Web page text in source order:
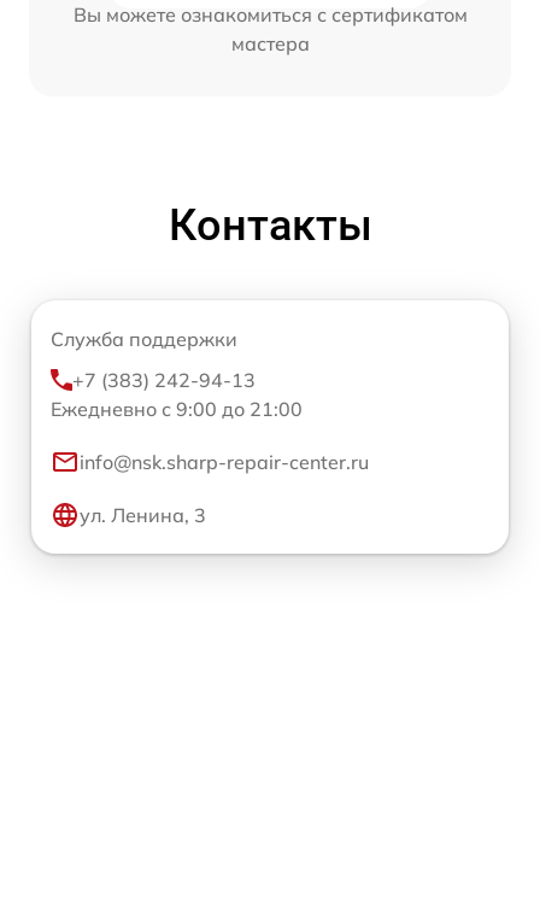
Вы можете ознакомиться с сертификатом
мастера
Контакты
Служба поддержки
+7 (383) 242-94-13
Ежедневно с 9:00 до 21:00
info@nsk.sharp-repair-center.ru
ул. Ленина, 3